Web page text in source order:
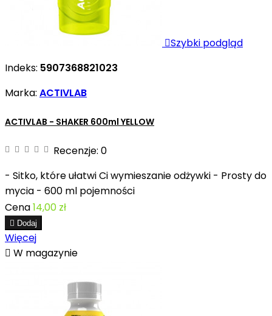
Szybki podgląd
Indeks: 5907368821023
Marka: ACTIVLAB
ACTIVLAB - SHAKER 600ml YELLOW
Recenzje: 0
- Sitko, które ułatwi Ci wymieszanie odżywki - Prosty do
mycia - 600 ml pojemności
Cena14,00 zł
 Dodaj
Więcej
 W magazynie